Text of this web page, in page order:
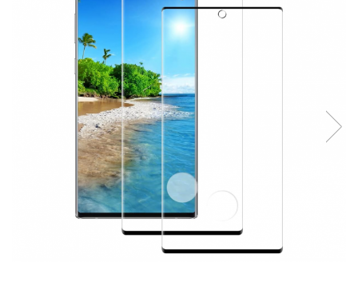
Curatenie si intretinere
Hobby-uri creative
Iluminat & Electrice
Kit-uri automatizari porti si usi
Mobila dormitor
Mobila gradina & terasa
Mobila Living & Dining
Organizare si depozitare